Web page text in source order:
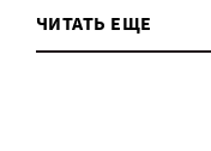
ЧИТАТЬ ЕЩЕ